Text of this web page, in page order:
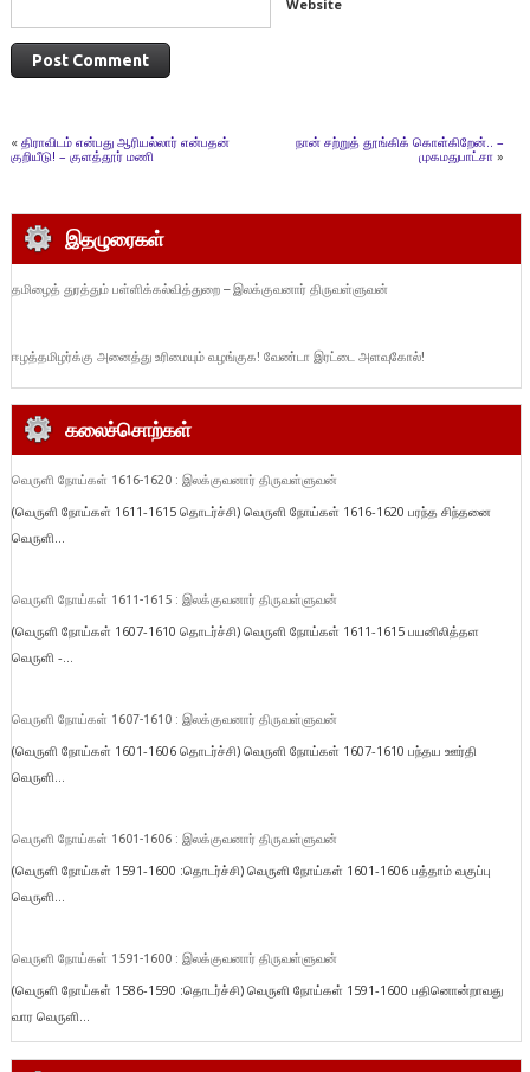
Website
« திராவிடம் என்பது ஆரியல்லார் என்பதன்
குறியீடு! – குளத்தூர் மணி
நான் சற்றுத் தூங்கிக் கொள்கிறேன்.. –
முகமதுபாட்சா‬ »
இதழுரைகள்
தமிழைத் துரத்தும் பள்ளிக்கல்வித்துறை – இலக்குவனார் திருவள்ளுவன்
ஈழத்தமிழர்க்கு அனைத்து உரிமையும் வழங்குக! வேண்டா இரட்டை அளவுகோல்!
கலைச்சொற்கள்
வெருளி நோய்கள் 1616-1620 : இலக்குவனார் திருவள்ளுவன்
(வெருளி நோய்கள் 1611-1615 தொடர்ச்சி) வெருளி நோய்கள் 1616-1620 பரந்த சிந்தனை
வெருளி...
வெருளி நோய்கள் 1611-1615 : இலக்குவனார் திருவள்ளுவன்
(வெருளி நோய்கள் 1607-1610 தொடர்ச்சி) வெருளி நோய்கள் 1611-1615 பயனிலித்தள
வெருளி -...
வெருளி நோய்கள் 1607-1610 : இலக்குவனார் திருவள்ளுவன்
(வெருளி நோய்கள் 1601-1606 தொடர்ச்சி) வெருளி நோய்கள் 1607-1610 பந்தய ஊர்தி
வெருளி...
வெருளி நோய்கள் 1601-1606 : இலக்குவனார் திருவள்ளுவன்
(வெருளி நோய்கள் 1591-1600 :தொடர்ச்சி) வெருளி நோய்கள் 1601-1606 பத்தாம் வகுப்பு
வெருளி...
வெருளி நோய்கள் 1591-1600 : இலக்குவனார் திருவள்ளுவன்
(வெருளி நோய்கள் 1586-1590 :தொடர்ச்சி) வெருளி நோய்கள் 1591-1600 பதினொன்றாவது
வார வெருளி...